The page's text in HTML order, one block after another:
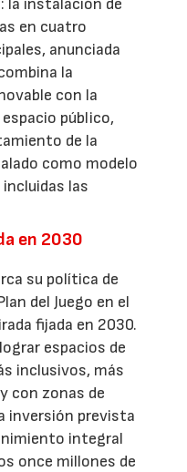
la instalación de
en cuatro
anunciada
la
con la
público,
de la
como modelo
las
en 2030
su política de
del Juego en el
fijada en 2030.
espacios de
inclusivos, más
con zonas de
inversión prevista
integral
once millones de